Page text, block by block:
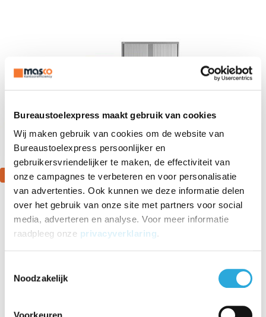
Bureaustoelexpress maakt gebruik van cookies
Wij maken gebruik van cookies om de website van
Bureaustoelexpress persoonlijker en
gebruikersvriendelijker te maken, de effectiviteit van
onze campagnes te verbeteren en voor personalisatie
van advertenties. Ook kunnen we deze informatie delen
over het gebruik van onze site met partners voor social
media, adverteren en analyse. Voor meer informatie
raadpleeg onze privacyverklaring.
Noodzakelijk
Voorkeuren
Aanbieding
Roldeurkast MD Design
€385,00